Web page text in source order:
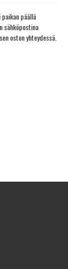
päällä
sähköpostina
oston yhteydessä.